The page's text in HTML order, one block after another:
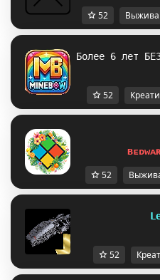
52
Более 6 лет
52
52
52